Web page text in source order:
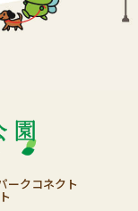
ークコネクト